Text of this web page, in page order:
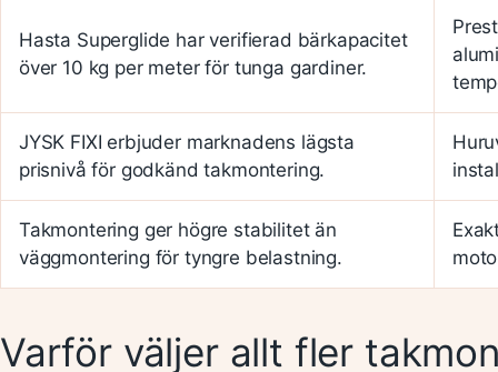
Hasta Superglide har verifierad bärkapacitet
över 10 kg per meter för tunga gardiner.
JYSK FIXI erbjuder marknadens lägsta
prisnivå för godkänd takmontering.
Takmontering ger högre stabilitet än
väggmontering för tyngre belastning.
Varför väljer allt fler